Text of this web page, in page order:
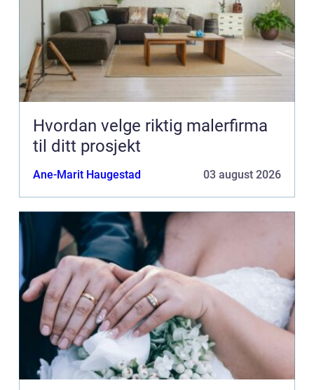
Hvordan velge riktig malerfirma
til ditt prosjekt
Ane-Marit Haugestad 03 august 2026